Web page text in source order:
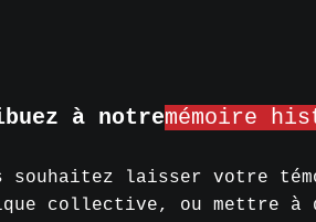
à notremémoire
souhaitez laisser votre
collective, ou mettre à